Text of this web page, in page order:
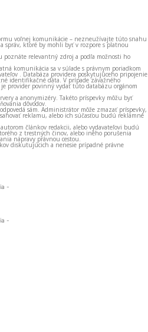
voľnej komunikácie – nezneužívajte túto snahu
správ, ktoré by mohli byť v rozpore s platnou
poznáte relevantný zdroj a podľa možnosti ho
komunikácia sa v súlade s právnym poriadkom
. Databáza providera poskytujúceho pripojenie
identifikačné dáta. V prípade závažného
provider povinný vydať túto databázu orgánom
a anonymizéry. Takéto príspevky môžu byť
dôvodov.
sám. Administrátor môže zmazať príspevky,
reklamu, alebo ich súčasťou budú reklamné
článkov redakcii, alebo vydavateľovi budú
z trestných činov, alebo iného porušenia
nápravy právnou cestou.
diskutujúcich a nenesie prípadné právne
-
-